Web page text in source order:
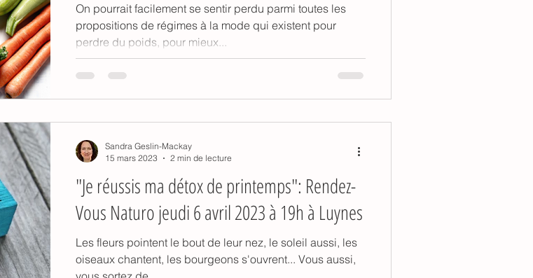
On pourrait facilement se sentir perdu parmi toutes les
propositions de régimes à la mode qui existent pour
perdre du poids, pour mieux...
"Je réussis ma détox de printemps": Rendez-
Vous Naturo jeudi 6 avril 2023 à 19h à Luynes
Les fleurs pointent le bout de leur nez, le soleil aussi, les
oiseaux chantent, les bourgeons s'ouvrent... Vous aussi,
Sandra Geslin-Mackay
15 mars 2023
2 min de lecture